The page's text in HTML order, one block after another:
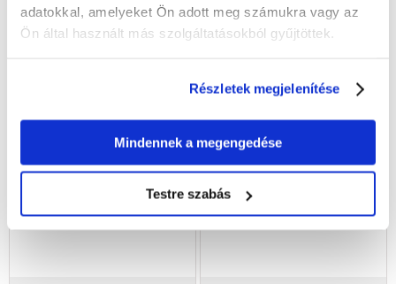
adatokkal, amelyeket Ön adott meg számukra vagy az
Ön által használt más szolgáltatásokból gyűjtöttek.
Részletek megjelenítése
Mindennek a megengedése
Testre szabás